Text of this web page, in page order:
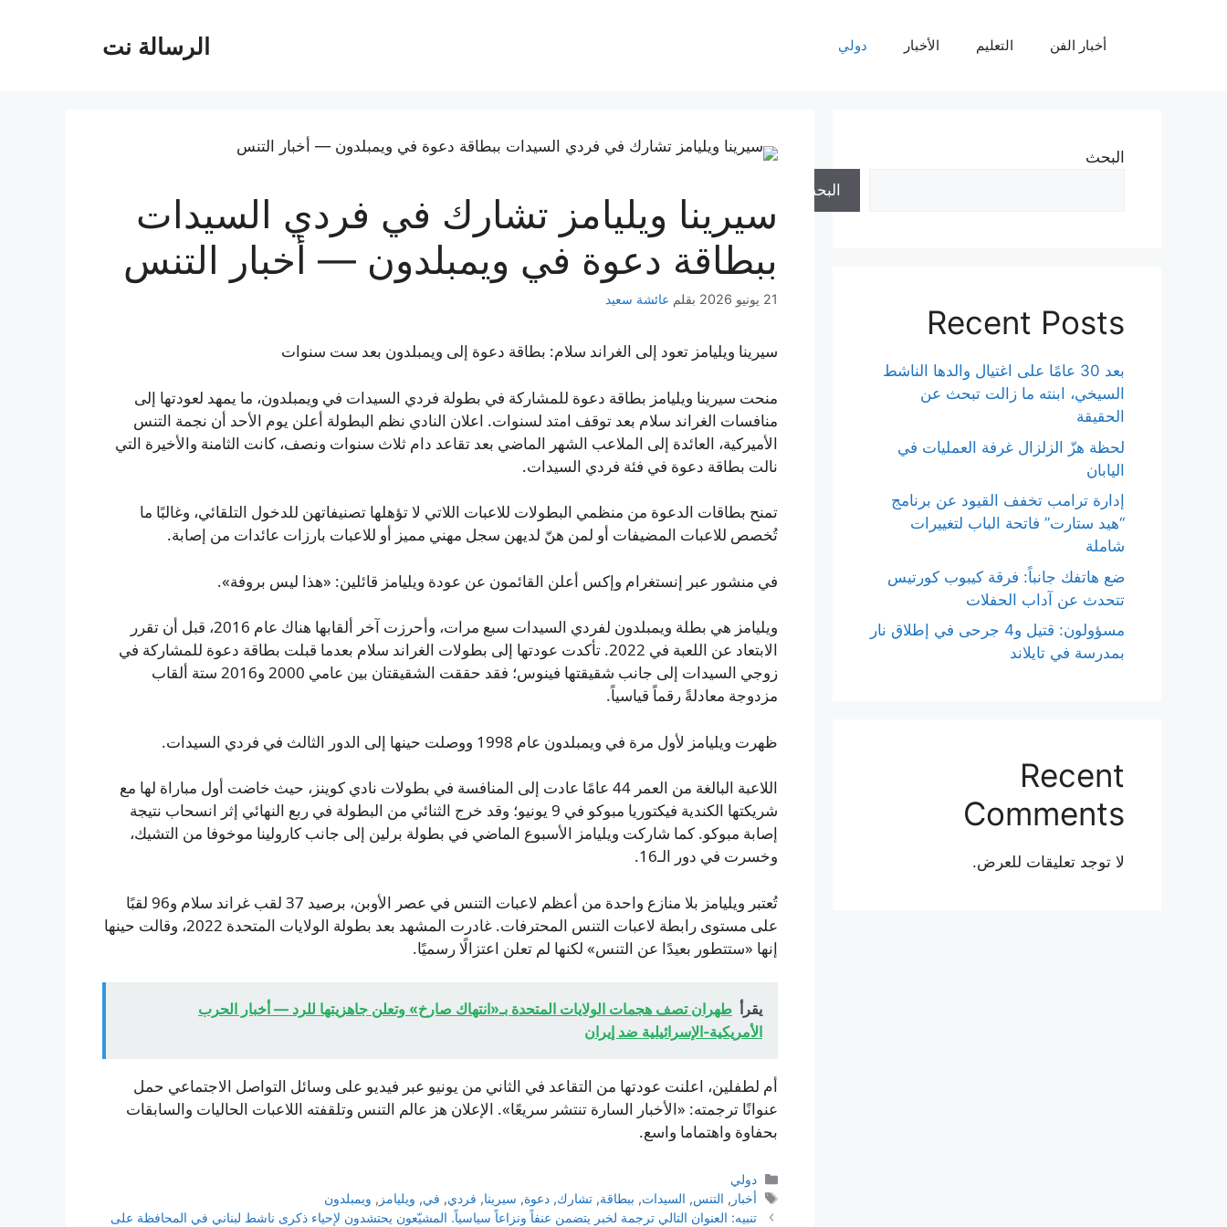
الرسالة نت أخبار الفن التعليم الأخبار دولي
سيرينا ويليامز تشارك في فردي السيدات
ببطاقة دعوة في ويمبلدون — أخبار التنس
21 يونيو 2026 بقلم عائشة سعيد
سيرينا ويليامز تعود إلى الغراند سلام: بطاقة دعوة إلى ويمبلدون بعد ست سنوات
منحت سيرينا ويليامز بطاقة دعوة للمشاركة في بطولة فردي السيدات في ويمبلدون، ما يمهد لعودتها إلى
منافسات الغراند سلام بعد توقف امتد لسنوات. اعلان النادي نظم البطولة أعلن يوم الأحد أن نجمة التنس
الأميركية، العائدة إلى الملاعب الشهر الماضي بعد تقاعد دام ثلاث سنوات ونصف، كانت الثامنة والأخيرة التي
نالت بطاقة دعوة في فئة فردي السيدات.
تمنح بطاقات الدعوة من منظمي البطولات للاعبات اللاتي لا تؤهلها تصنيفاتهن للدخول التلقائي، وغالبًا ما
تُخصص للاعبات المضيفات أو لمن هنّ لديهن سجل مهني مميز أو للاعبات بارزات عائدات من إصابة.
في منشور عبر إنستغرام وإكس أعلن القائمون عن عودة ويليامز قائلين: «هذا ليس بروفة».
ويليامز هي بطلة ويمبلدون لفردي السيدات سبع مرات، وأحرزت آخر ألقابها هناك عام 2016، قبل أن تقرر
الابتعاد عن اللعبة في 2022. تأكدت عودتها إلى بطولات الغراند سلام بعدما قبلت بطاقة دعوة للمشاركة في
زوجي السيدات إلى جانب شقيقتها فينوس؛ فقد حققت الشقيقتان بين عامي 2000 و2016 ستة ألقاب
مزدوجة معادلةً رقماً قياسياً.
ظهرت ويليامز لأول مرة في ويمبلدون عام 1998 ووصلت حينها إلى الدور الثالث في فردي السيدات.
اللاعبة البالغة من العمر 44 عامًا عادت إلى المنافسة في بطولات نادي كوينز، حيث خاضت أول مباراة لها مع
شريكتها الكندية فيكتوريا مبوكو في 9 يونيو؛ وقد خرج الثنائي من البطولة في ربع النهائي إثر انسحاب نتيجة
إصابة مبوكو. كما شاركت ويليامز الأسبوع الماضي في بطولة برلين إلى جانب كارولينا موخوفا من التشيك،
وخسرت في دور الـ16.
تُعتبر ويليامز بلا منازع واحدة من أعظم لاعبات التنس في عصر الأوبن، برصيد 37 لقب غراند سلام و96 لقبًا
على مستوى رابطة لاعبات التنس المحترفات. غادرت المشهد بعد بطولة الولايات المتحدة 2022، وقالت حينها
إنها «ستتطور بعيدًا عن التنس» لكنها لم تعلن اعتزالًا رسميًا.
يقرأ طهران تصف هجمات الولايات المتحدة بـ«انتهاك صارخ» وتعلن جاهزيتها للرد — أخبار الحرب
الأمريكية‑الإسرائيلية ضد إيران
أم لطفلين، اعلنت عودتها من التقاعد في الثاني من يونيو عبر فيديو على وسائل التواصل الاجتماعي حمل
عنوانًا ترجمته: «الأخبار السارة تنتشر سريعًا». الإعلان هز عالم التنس وتلقفته اللاعبات الحاليات والسابقات
بحفاوة واهتماما واسع.
التصنيفات
دولي
الوسوم
أخبار , التنس, السيدات, ببطاقة,تشارك,دعوة, سيرينا, فردي, في, ويليامز , ويمبلدون
تنبيه: العنوان التالي ترجمة لخبر يتضمن عنفاً ونزاعاً سياسياً. المشيّعون يحتشدون لإحياء ذكرى ناشط لبناني في المحافظة على
البحث
البحث
Recent Posts
بعد 30 عامًا على اغتيال والدها الناشط
السيخي، ابنته ما زالت تبحث عن
الحقيقة
لحظة هزّ الزلزال غرفة العمليات في
اليابان
إدارة ترامب تخفف القيود عن برنامج
“هيد ستارت” فاتحة الباب لتغييرات
شاملة
ضع هاتفك جانباً: فرقة كيبوب كورتيس
تتحدث عن آداب الحفلات
مسؤولون: قتيل و4 جرحى في إطلاق نار
بمدرسة في تايلاند
Recent
Comments
لا توجد تعليقات للعرض.